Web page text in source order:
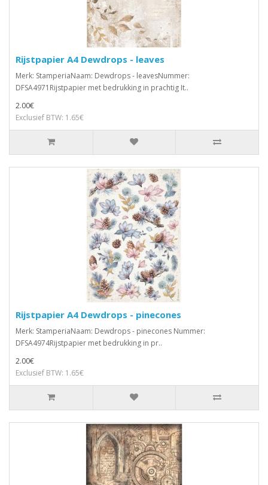
Rijstpapier A4 Dewdrops - leaves
Merk: StamperiaNaam: Dewdrops - leavesNummer:
DFSA4971Rijstpapier met bedrukking in prachtig It..
2.00€
Exclusief BTW: 1.65€
Rijstpapier A4 Dewdrops - pinecones
Merk: StamperiaNaam: Dewdrops - pinecones Nummer:
DFSA4974Rijstpapier met bedrukking in pr..
2.00€
Exclusief BTW: 1.65€